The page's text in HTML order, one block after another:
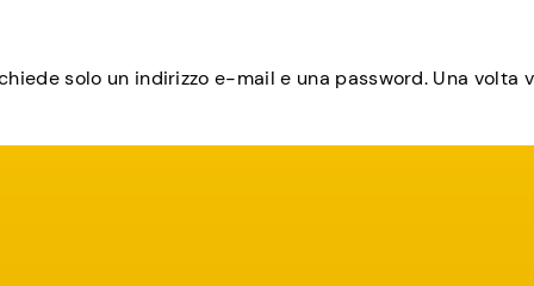
solo un indirizzo e-mail e una password. Una